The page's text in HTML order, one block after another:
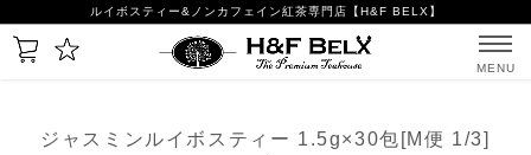
ルイボスティー&ノンカフェイン紅茶専門店【H&F BELX】
MENU
ジャスミンルイボスティー 1.5g×30包[M便 1/3]